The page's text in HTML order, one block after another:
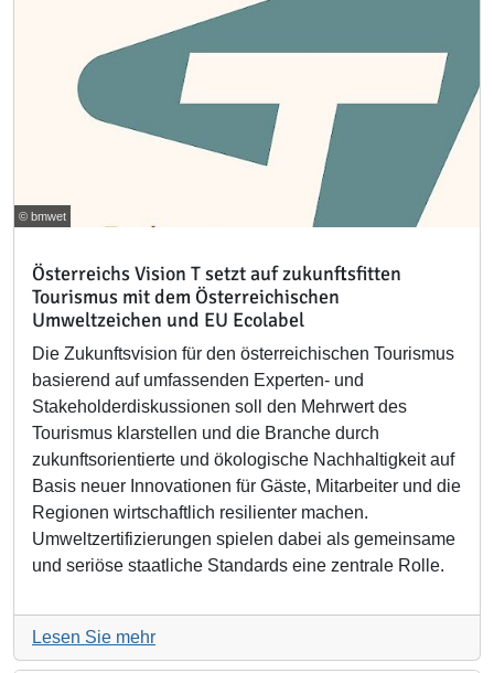
© bmwet
Österreichs Vision T setzt auf zukunftsfitten
Tourismus mit dem Österreichischen
Umweltzeichen und EU Ecolabel
Die Zukunftsvision für den österreichischen Tourismus
basierend auf umfassenden Experten- und
Stakeholderdiskussionen soll den Mehrwert des
Tourismus klarstellen und die Branche durch
zukunftsorientierte und ökologische Nachhaltigkeit auf
Basis neuer Innovationen für Gäste, Mitarbeiter und die
Regionen wirtschaftlich resilienter machen.
Umweltzertifizierungen spielen dabei als gemeinsame
und seriöse staatliche Standards eine zentrale Rolle.
Lesen Sie mehr